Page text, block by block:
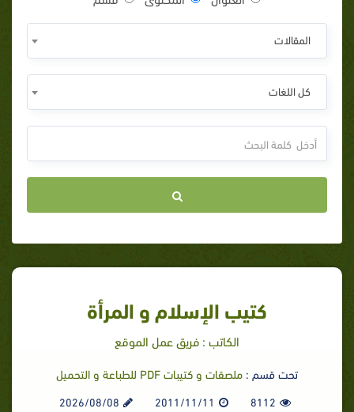
المقالات
كل اللغات
كتيب الإسلام و المرأة
الكاتب : فريق عمل الموقع
تحت قسم : ملصقات و كتيبات PDF للطباعة و التحميل
8112
2011/11/11
2026/08/08